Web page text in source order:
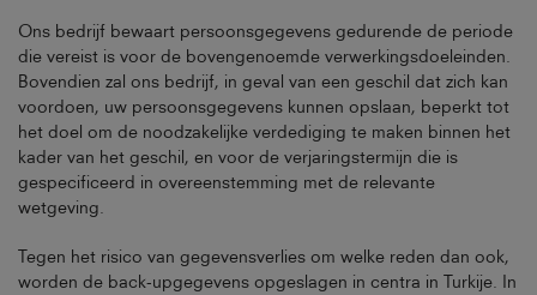
Ons bedrijf bewaart persoonsgegevens gedurende de periode
die vereist is voor de bovengenoemde verwerkingsdoeleinden.
Bovendien zal ons bedrijf, in geval van een geschil dat zich kan
voordoen, uw persoonsgegevens kunnen opslaan, beperkt tot
het doel om de noodzakelijke verdediging te maken binnen het
kader van het geschil, en voor de verjaringstermijn die is
gespecificeerd in overeenstemming met de relevante
wetgeving.
Tegen het risico van gegevensverlies om welke reden dan ook,
worden de back-upgegevens opgeslagen in centra in Turkije. In